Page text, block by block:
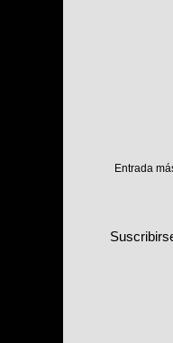
Entrada